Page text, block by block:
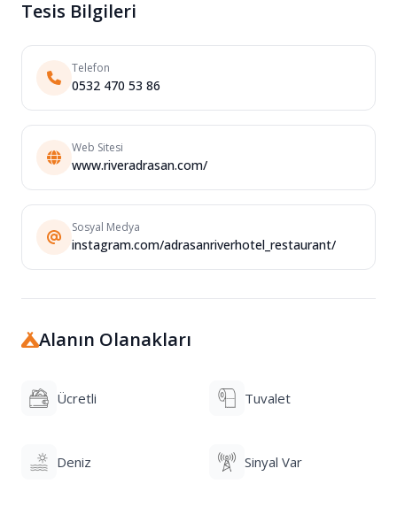
Tesis Bilgileri
Telefon
0532 470 53 86
Web Sitesi
www.riveradrasan.com/
Sosyal Medya
instagram.com/adrasanriverhotel_restaurant/
Alanın Olanakları
Ücretli Tuvalet
Deniz Sinyal Var